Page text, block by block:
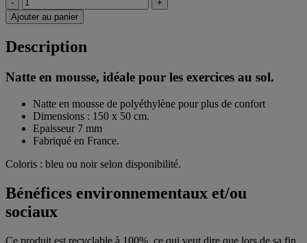
-
+
Ajouter au panier
Description
Natte en mousse, idéale pour les exercices au sol.
Natte en mousse de polyéthylène pour plus de confort
Dimensions : 150 x 50 cm.
Epaisseur 7 mm
Fabriqué en France.
Coloris : bleu ou noir selon disponibilité.
Bénéfices environnementaux et/ou
sociaux
Ce produit est recyclable à 100%, ce qui veut dire que lors de sa fin